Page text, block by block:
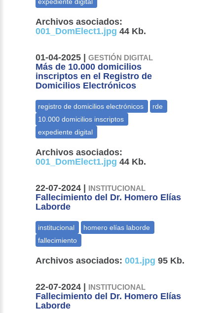
Archivos asociados:
001_DomElect1.jpg 44 Kb.
01-04-2025 |GESTIÓN DIGITAL
Más de 10.000 domicilios
inscriptos en el Registro de
Domicilios Electrónicos
Archivos asociados:
001_DomElect1.jpg 44 Kb.
22-07-2024 | INSTITUCIONAL
Fallecimiento del Dr. Homero Elías
Laborde
Archivos asociados: 001.jpg 95 Kb.
22-07-2024 | INSTITUCIONAL
Fallecimiento del Dr. Homero Elías
Laborde